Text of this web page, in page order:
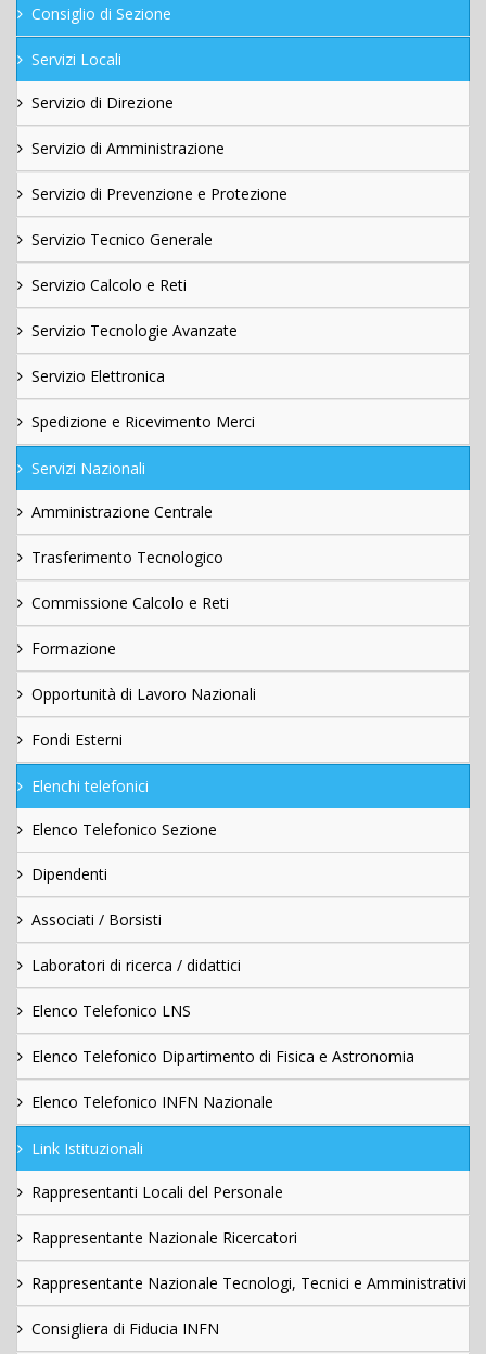
Consiglio di Sezione
Servizi Locali
Servizio di Direzione
Servizio di Amministrazione
Servizio di Prevenzione e Protezione
Servizio Tecnico Generale
Servizio Calcolo e Reti
Servizio Tecnologie Avanzate
Servizio Elettronica
Spedizione e Ricevimento Merci
Servizi Nazionali
Amministrazione Centrale
Trasferimento Tecnologico
Commissione Calcolo e Reti
Formazione
Opportunità di Lavoro Nazionali
Fondi Esterni
Elenchi telefonici
Elenco Telefonico Sezione
Dipendenti
Associati / Borsisti
Laboratori di ricerca / didattici
Elenco Telefonico LNS
Elenco Telefonico Dipartimento di Fisica e Astronomia
Elenco Telefonico INFN Nazionale
Link Istituzionali
Rappresentanti Locali del Personale
Rappresentante Nazionale Ricercatori
Rappresentante Nazionale Tecnologi, Tecnici e Amministrativi
Consigliera di Fiducia INFN